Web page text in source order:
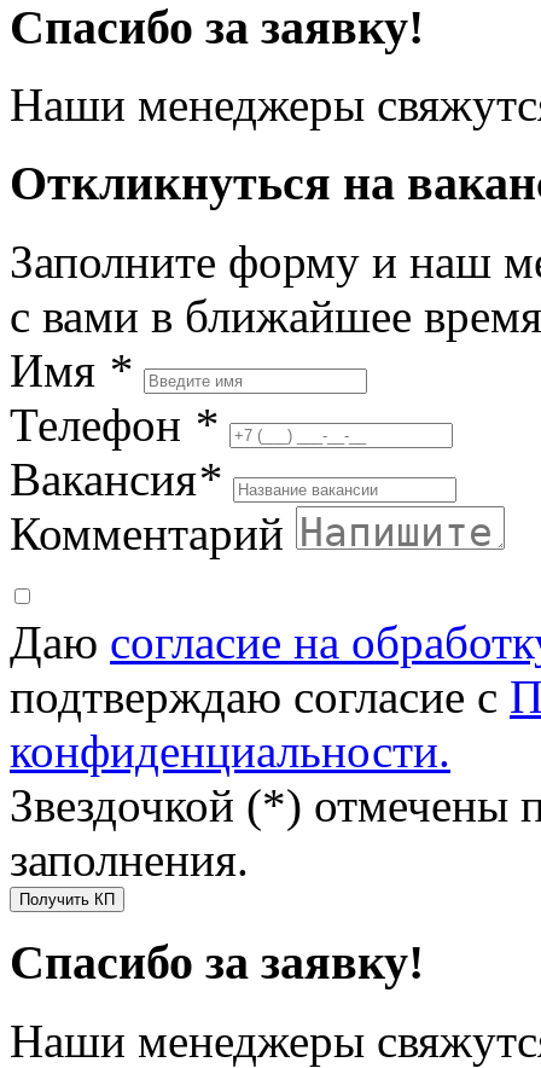
Спасибо за заявку!
Наши менеджеры
Откликнуться на
Заполните форму и наш
с вами в ближайшее время
Имя *
Телефон *
Вакансия*
Комментарий
Даю согласие на
подтверждаю согласие с
конфиденциальности.
Звездочкой (*) отмечены
заполнения.
Получить КП
Спасибо за заявку!
Наши менеджеры